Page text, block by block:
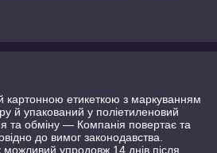
картонною етикеткою з маркуванням
й упакований у поліетиленовий
та обміну — Компанія повертає та
до вимог законодавства.
упродовж 14 днів після